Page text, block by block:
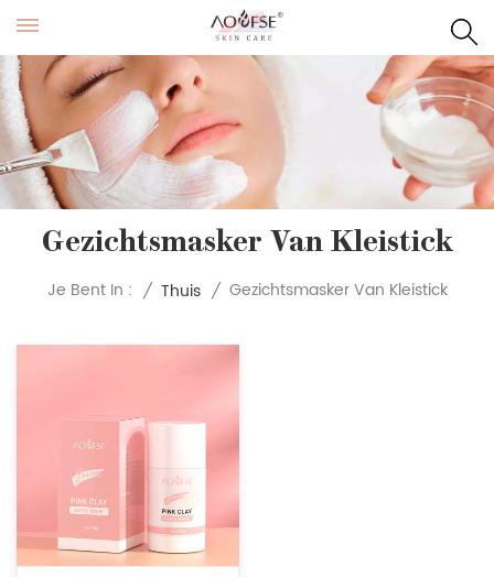
Gezichtsmasker Van Kleistick
Je Bent In : / Thuis / Gezichtsmasker Van Kleistick